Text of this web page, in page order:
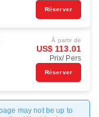
Réserver
À partir de
US$ 113.01
Prix/ Pers
Réserver
may not be up to